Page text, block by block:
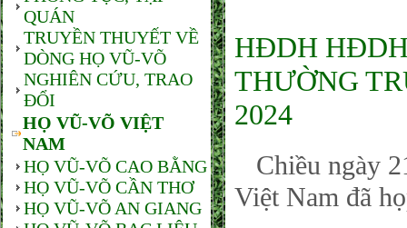
QUÁN
TRUYỀN THUYẾT VỀ
DÒNG HỌ VŨ-VÕ
NGHIÊN CỨU, TRAO
ĐỔI
HỌ VŨ-VÕ VIỆT
NAM
HỌ VŨ-VÕ CAO BẰNG
HỌ VŨ-VÕ CẦN THƠ
HỌ VŨ-VÕ AN GIANG
HĐDH
THƯỜNG
2024
Chiều ngày
Việt Nam đã